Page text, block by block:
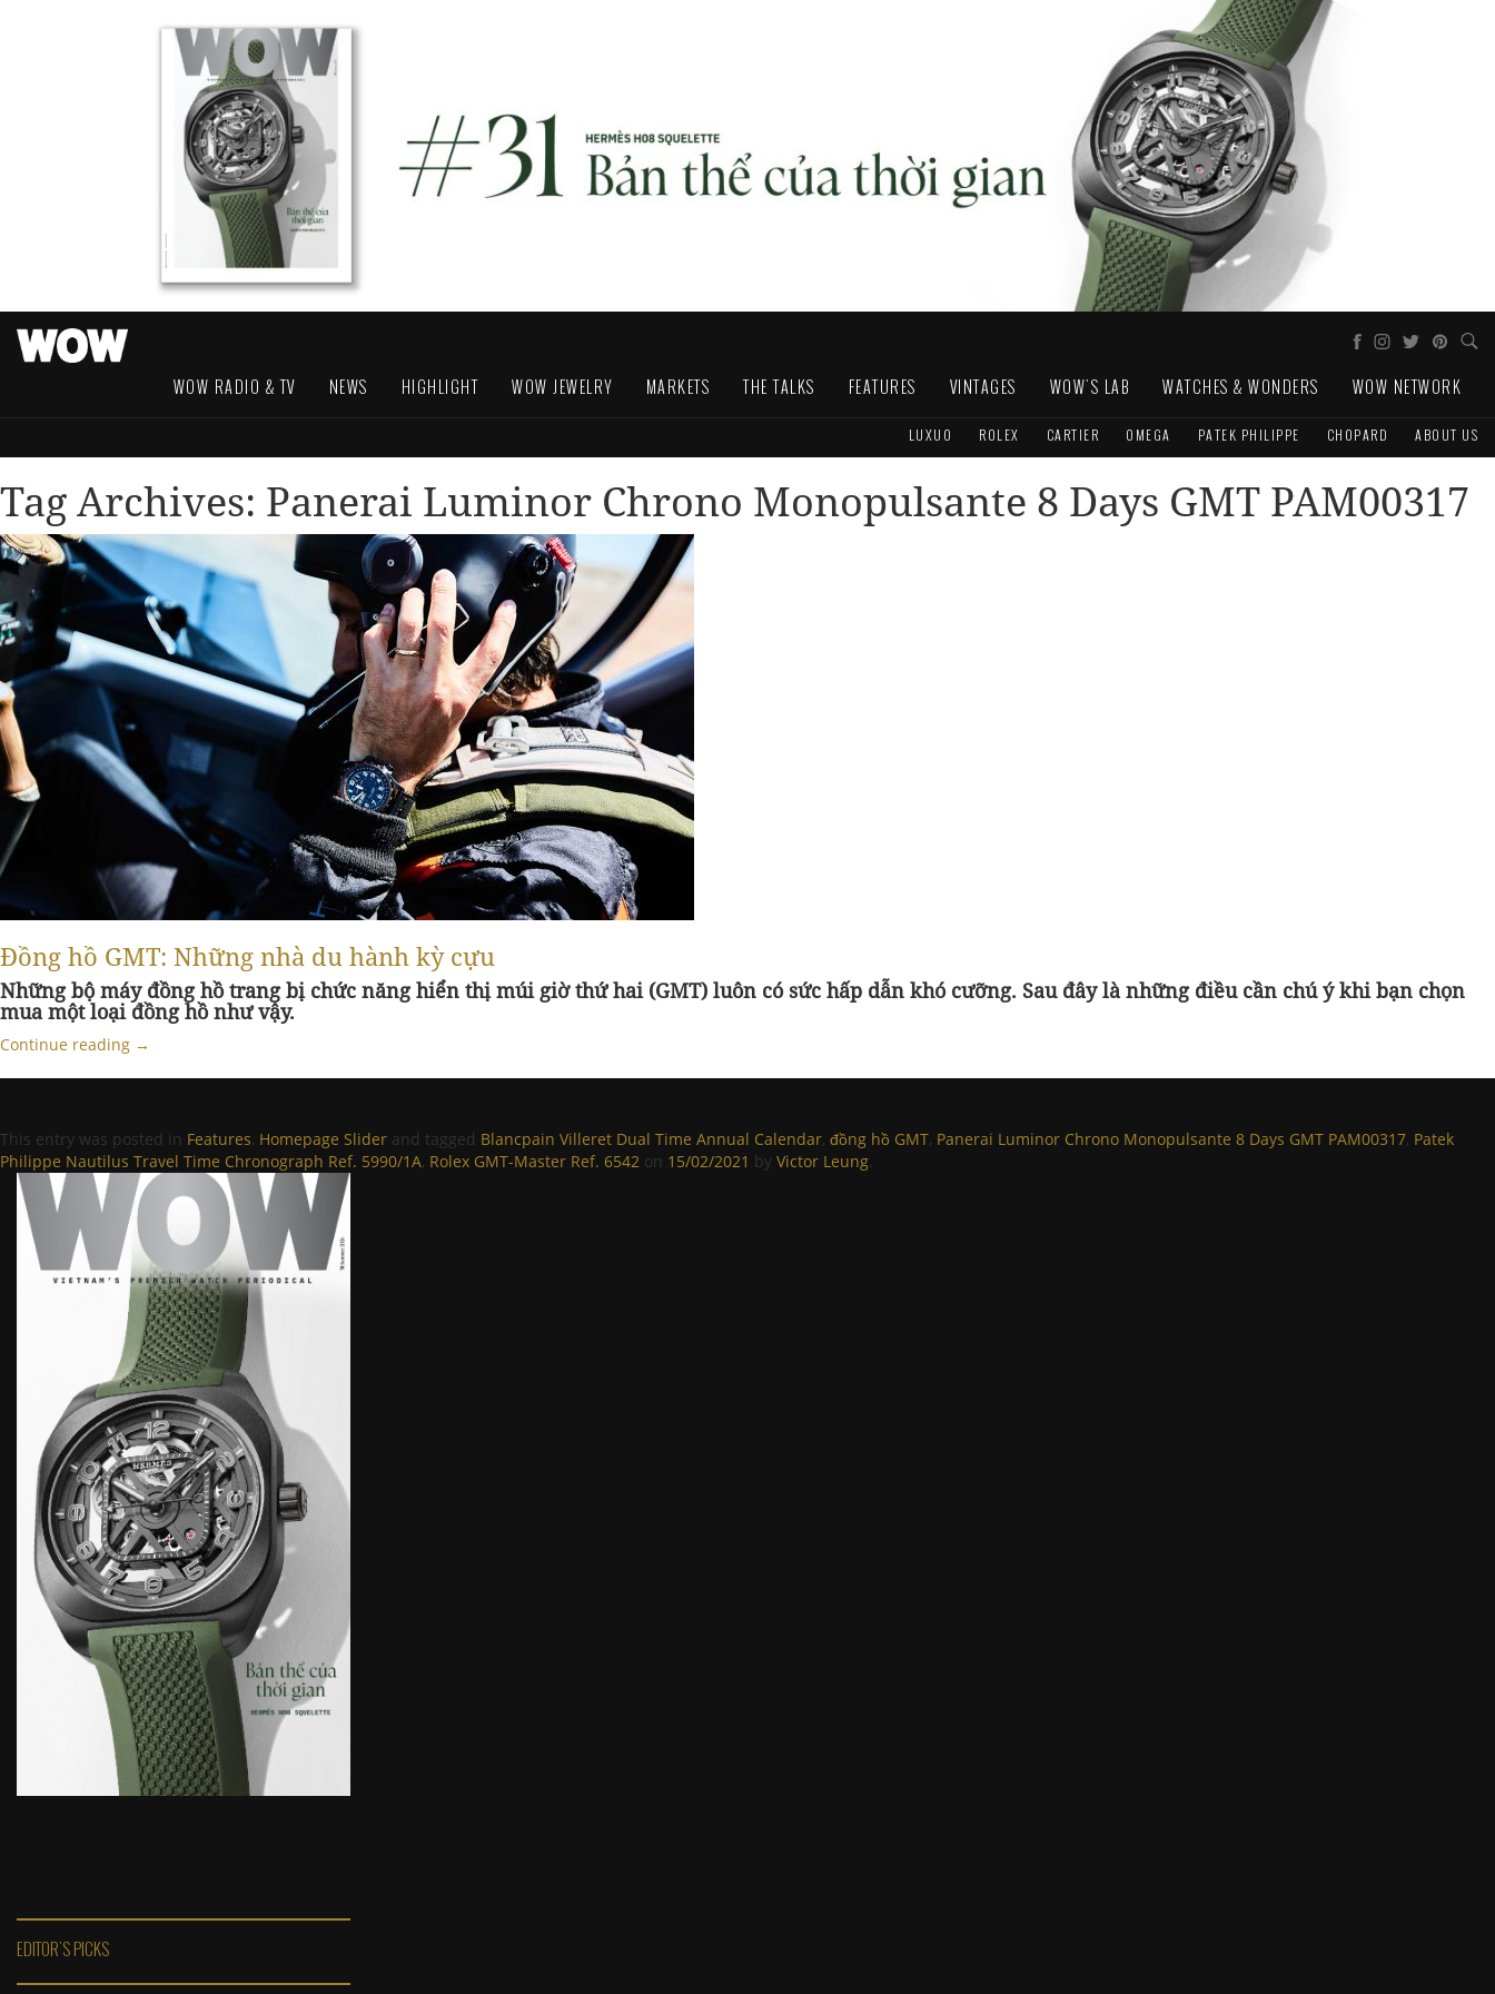
WOW RADIO & TV NEWS HIGHLIGHT WOW JEWELRY MARKETS THE TALKS FEATURES VINTAGES WOW'S LAB WATCHES & WONDERS WOW NETWORK
LUXUO ROLEX CARTIER OMEGA PATEK PHILIPPE CHOPARD ABOUT US
Tag Archives: Panerai Luminor Chrono Monopulsante 8 Days GMT PAM00317
Đồng hồ GMT: Những nhà du hành kỳ cựu
Những bộ máy đồng hồ trang bị chức năng hiển thị múi giờ thứ hai (GMT) luôn có sức hấp dẫn khó cưỡng. Sau đây là những điều cần chú ý khi bạn chọn
mua một loại đồng hồ như vậy.
Continue reading →
This entry was posted in Features, Homepage Slider and tagged Blancpain Villeret Dual Time Annual Calendar, đồng hồ GMT, Panerai Luminor Chrono Monopulsante 8 Days GMT PAM00317, Patek
Philippe Nautilus Travel Time Chronograph Ref. 5990/1A, Rolex GMT-Master Ref. 6542 on 15/02/2021 by Victor Leung.
EDITOR'S PICKS